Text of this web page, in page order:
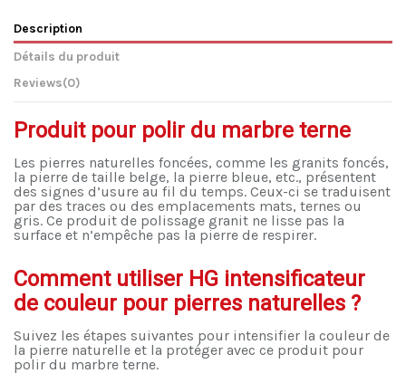
Description
Détails du produit
Reviews(0)
Produit pour polir du marbre terne
Les pierres naturelles foncées, comme les granits foncés,
la pierre de taille belge, la pierre bleue, etc., présentent
des signes d’usure au fil du temps. Ceux-ci se traduisent
par des traces ou des emplacements mats, ternes ou
gris. Ce produit de polissage granit ne lisse pas la
surface et n’empêche pas la pierre de respirer.
Comment utiliser HG intensificateur
de couleur pour pierres naturelles ?
Suivez les étapes suivantes pour intensifier la couleur de
la pierre naturelle et la protéger avec ce produit pour
polir du marbre terne.